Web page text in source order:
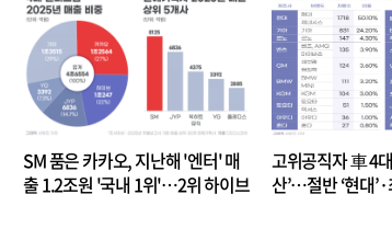
SM 품은 카카오, 지난해 '엔터' 매
출 1.2조원 '국내 1위'…2위 하이브
고위공직자 車 4
산’…절반 ‘현대’·